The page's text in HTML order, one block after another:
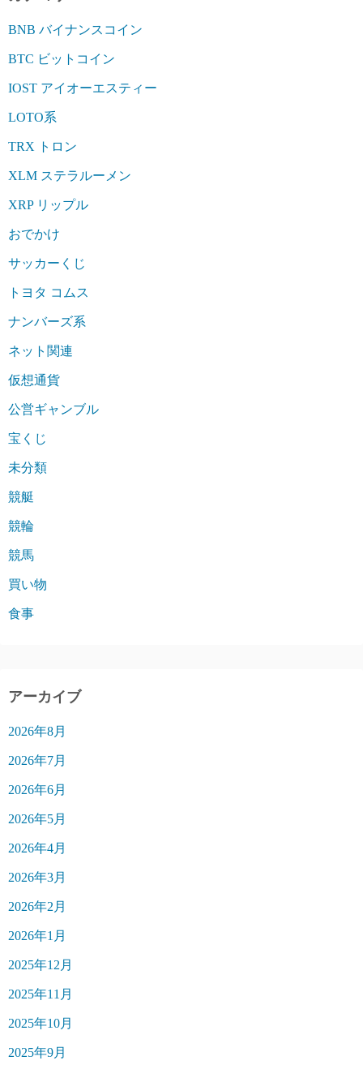
BNB バイナンスコイン
BTC ビットコイン
IOST アイオーエスティー
LOTO系
TRX トロン
XLM ステラルーメン
XRP リップル
おでかけ
サッカーくじ
トヨタ コムス
ナンバーズ系
ネット関連
仮想通貨
公営ギャンブル
宝くじ
未分類
競艇
競輪
競馬
買い物
食事
アーカイブ
2026年8月
2026年7月
2026年6月
2026年5月
2026年4月
2026年3月
2026年2月
2026年1月
2025年12月
2025年11月
2025年10月
2025年9月